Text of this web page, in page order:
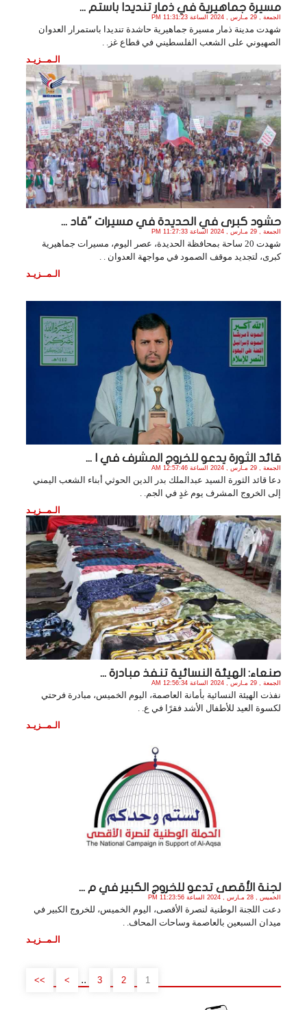
مسيرة جماهيرية في ذمار تنديدا باستم ...
الجمعة , 29 مـارس , 2024 الساعة 11:31:23 PM
شهدت مدينة ذمار مسيرة جماهيرية حاشدة تنديدا باستمرار العدوان
الصهيوني على الشعب الفلسطيني في قطاع غز. .
الـمــزيـد
حشود كبرى في الحديدة في مسيرات "قاد ...
الجمعة , 29 مـارس , 2024 الساعة 11:27:33 PM
شهدت 20 ساحة بمحافظة الحديدة، عصر اليوم، مسيرات جماهيرية
كبرى، لتجديد موقف الصمود في مواجهة العدوان . .
الـمــزيـد
قائد الثورة يدعو للخروج المشرف في ا ...
الجمعة , 29 مـارس , 2024 الساعة 12:57:46 AM
دعا قائد الثورة السيد عبدالملك بدر الدين الحوثي أبناء الشعب اليمني
إلى الخروج المشرف يوم غدٍ في الجم. .
الـمــزيـد
صنعاء: الهيئة النسائية تنفذ مبادرة ...
الجمعة , 29 مـارس , 2024 الساعة 12:56:34 AM
نفذت الهيئة النسائية بأمانة العاصمة، اليوم الخميس، مبادرة فرحتي
لكسوة العيد للأطفال الأشد فقرًا في ع. .
الـمــزيـد
لجنة الأقصى تدعو للخروج الكبير في م ...
الخميس , 28 مـارس , 2024 الساعة 11:23:56 PM
دعت اللجنة الوطنية لنصرة الأقصى، اليوم الخميس، للخروج الكبير في
ميدان السبعين بالعاصمة وساحات المحاف. .
الـمــزيـد
1
2
3
..
>
>>